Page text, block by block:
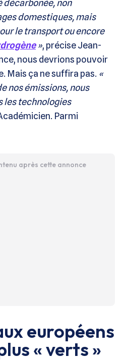
décarbonée, non
domestiques, mais
le transport ou encore
», précise Jean-
nous devrions pouvoir
Mais ça ne suffira pas. «
nos émissions, nous
les technologies
Parmi
après cette annonce
européens
« verts »